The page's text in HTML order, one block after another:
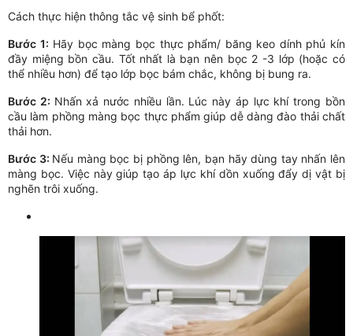
Cách thực hiện thông tắc vệ sinh bể phốt:
Bước 1: Hãy bọc màng bọc thực phẩm/ băng keo dính phủ kín
đầy miệng bồn cầu. Tốt nhất là bạn nên bọc 2 -3 lớp (hoặc có
thể nhiều hơn) để tạo lớp bọc bám chắc, không bị bung ra.
Bước 2: Nhấn xả nước nhiều lần. Lúc này áp lực khí trong bồn
cầu làm phồng màng bọc thực phẩm giúp dễ dàng đào thải chất
thải hơn.
Bước 3: Nếu màng bọc bị phồng lên, bạn hãy dùng tay nhấn lên
màng bọc. Việc này giúp tạo áp lực khí dồn xuống đẩy dị vật bị
nghẽn trôi xuống.